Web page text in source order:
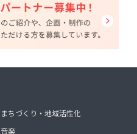
まちづくり・地域活性化
音楽